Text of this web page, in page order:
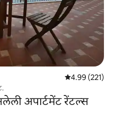
5 पैकी 4.99
4.99 (221)
अपार्टमेंट रेंटल्स